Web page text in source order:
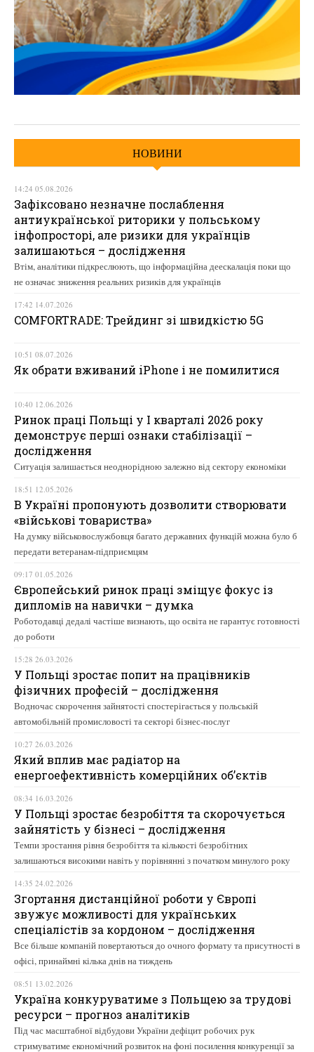
НОВИНИ
14:24 05.08.2026
Зафіксовано незначне послаблення
антиукраїнської риторики у польському
інфопросторі, але ризики для українців
залишаються – дослідження
Втім, аналітики підкреслюють, що інформаційна деескалація поки що
не означає зниження реальних ризиків для українців
17:42 14.07.2026
COMFORTRADE: Трейдинг зі швидкістю 5G
10:51 08.07.2026
Як обрати вживаний iPhone і не помилитися
10:40 12.06.2026
Ринок праці Польщі у І кварталі 2026 року
демонструє перші ознаки стабілізації –
дослідження
Ситуація залишається неоднорідною залежно від сектору економіки
18:51 12.05.2026
В Україні пропонують дозволити створювати
«військові товариства»
На думку військовослужбовця багато державних функцій можна було б
передати ветеранам-підприємцям
09:17 01.05.2026
Європейський ринок праці зміщує фокус із
дипломів на навички – думка
Роботодавці дедалі частіше визнають, що освіта не гарантує готовності
до роботи
15:28 26.03.2026
У Польщі зростає попит на працівників
фізичних професій – дослідження
Водночас скорочення зайнятості спостерігається у польській
автомобільній промисловості та секторі бізнес-послуг
10:27 26.03.2026
Який вплив має радіатор на
енергоефективність комерційних об’єктів
08:34 16.03.2026
У Польщі зростає безробіття та скорочується
зайнятість у бізнесі – дослідження
Темпи зростання рівня безробіття та кількості безробітних
залишаються високими навіть у порівнянні з початком минулого року
14:35 24.02.2026
Згортання дистанційної роботи у Європі
звужує можливості для українських
спеціалістів за кордоном – дослідження
Все більше компаній повертаються до очного формату та присутності в
офісі, принаймні кілька днів на тиждень
08:51 13.02.2026
Україна конкуруватиме з Польщею за трудові
ресурси – прогноз аналітиків
Під час масштабної відбудови України дефіцит робочих рук
стримуватиме економічний розвиток на фоні посилення конкуренції за